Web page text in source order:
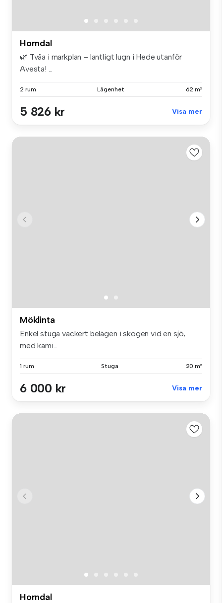
Horndal
🌿 Tvåa i markplan – lantligt lugn i Hede utanför
Avesta! ...
2 rum Lägenhet 62 m²
5 826 kr Visa mer
Möklinta
Enkel stuga vackert belägen i skogen vid en sjö,
med kami...
1 rum Stuga 20 m²
6 000 kr Visa mer
Horndal